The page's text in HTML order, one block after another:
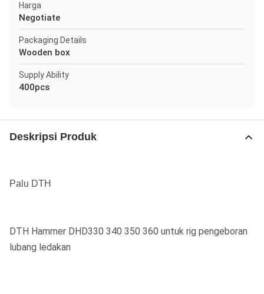
Harga
Negotiate
Packaging Details
Wooden box
Supply Ability
400pcs
Deskripsi Produk
Palu DTH
DTH Hammer DHD330 340 350 360 untuk rig pengeboran
lubang ledakan